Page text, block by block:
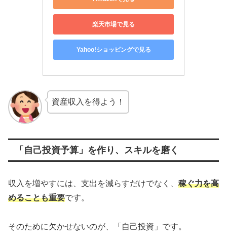
楽天市場で見る
Yahoo!ショッピングで見る
資産収入を得よう！
「自己投資予算」を作り、スキルを磨く
収入を増やすには、支出を減らすだけでなく、 稼ぐ力を高
めることも重要です。
そのために欠かせないのが、「自己投資」です。